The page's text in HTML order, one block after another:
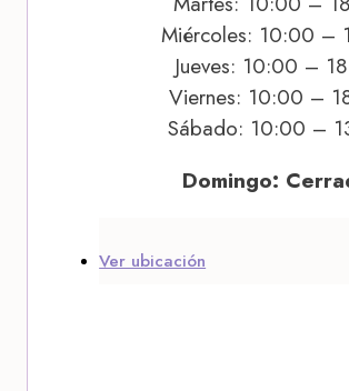
Miércoles: 10:00 –
Jueves: 10:00 –
Viernes: 10:00 –
Sábado: 10:00 –
Domingo:
Ver ubicación